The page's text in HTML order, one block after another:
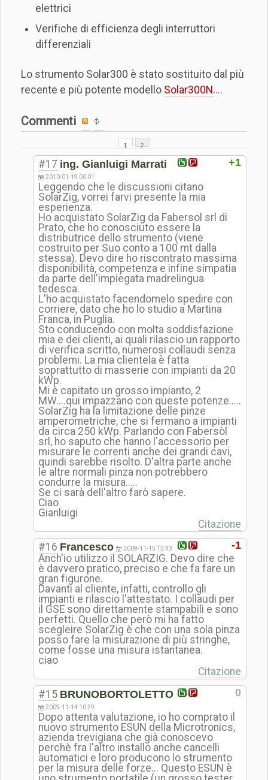
elettrici
Verifiche di efficienza degli interruttori
differenziali
Lo strumento Solar300 è stato sostituito dal più
recente e più potente modello Solar300N ....
Commenti
1 2
+1
#17 ing. Gianluigi Marrati
2010-01-19 00:01
Leggendo che le discussioni citano
SolarZig, vorrei farvi presente la mia
esperienza.
Ho acquistato SolarZig da Fabersol srl di
Prato, che ho conosciuto essere la
distributrice dello strumento (viene
costruito per Suo conto a 100 mt dalla
stessa). Devo dire ho riscontrato massima
disponibilità, competenza e infine simpatia
da parte dell'impiegata madrelingua
tedesca.
L'ho acquistato facendomelo spedire con
corriere, dato che ho lo studio a Martina
Franca, in Puglia.
Sto conducendo con molta soddisfazione
mia e dei clienti, ai quali rilascio un rapporto
di verifica scritto, numerosi collaudi senza
problemi. La mia clientela è fatta
soprattutto di masserie con impianti da 20
kWp.
Mi è capitato un grosso impianto, 2
MW....qui impazzano con queste potenze.....
SolarZig ha la limitazione delle pinze
amperometriche, che si fermano a impianti
da circa 250 kWp. Parlando con Fabersòl
srl, ho saputo che hanno l'accessorio per
misurare le correnti anche dei grandi cavi,
quindi sarebbe risolto. D'altra parte anche
le altre normali pinza non potrebbero
condurre la misura.....
Se ci sarà dell'altro farò sapere.
Ciao
Gianluigi
Citazione
-1
#16 Francesco 2009-11-15 12:43
Anch'io utilizzo il SOLARZIG. Devo dire che
è davvero pratico, preciso e che fa fare un
gran figurone.
Davanti al cliente, infatti, controllo gli
impianti e rilascio l'attestato. I collaudi per
il GSE sono direttamente stampabili e sono
perfetti. Quello che però mi ha fatto
scegleire SolarZig è che con una sola pinza
posso fare la misurazione di più stringhe,
come fosse una misura istantanea.
ciao
Citazione
0
#15 BRUNOBORTOLETTO
2009-11-14 10:39
Dopo attenta valutazione, io ho comprato il
nuovo strumento ESUN della Microtronics,
azienda trevigiana che già conoscevo
perchè fra l'altro installo anche cancelli
automatici e loro producono lo strumento
per la misura delle forze... Questo ESUN è